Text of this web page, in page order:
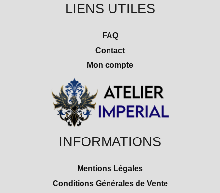
LIENS UTILES
FAQ
Contact
Mon compte
INFORMATIONS
Mentions Légales
Conditions Générales de Vente